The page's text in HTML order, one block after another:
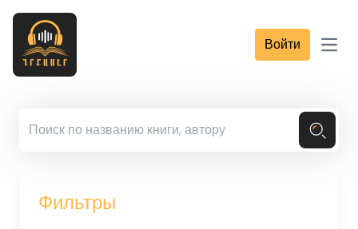
Войти
Фильтры